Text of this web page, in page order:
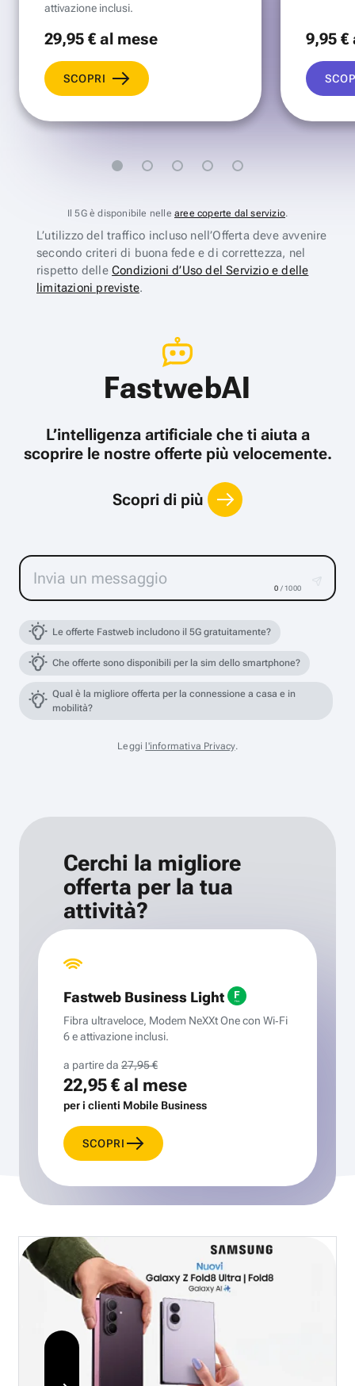
attivazione inclusi.
29,95 €al mese
SCOPRI
9,95 €
Il 5G è disponibile nelle aree coperte dal servizio.
L’utilizzo del traffico incluso nell’Offerta deve avvenire
secondo criteri di buona fede e di correttezza, nel
rispetto delle Condizioni d’Uso del Servizio e delle
limitazioni previste.
FastwebAI
L’intelligenza artificiale che ti aiuta a
scoprire le nostre offerte più velocemente.
Scopri di più
0 / 1000
Le offerte Fastweb includono il 5G gratuitamente?
Che offerte sono disponibili per la sim dello smartphone?
Qual è la migliore offerta per la connessione a casa e in
mobilità?
Leggi l'informativa Privacy.
Cerchi la migliore
offerta per la tua
attività?
Fastweb Business Light
Fibra ultraveloce, Modem NeXXt One con Wi‑Fi
6 e attivazione inclusi.
a partire da 27,95 €
22,95 €al mese
per i clienti Mobile Business
SCOPRI